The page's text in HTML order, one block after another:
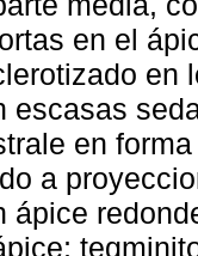
en el
en
escasas
en
a
ápice